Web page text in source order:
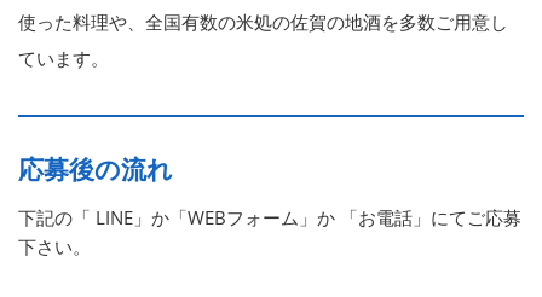
使った料理や、全国有数の米処の佐賀の地酒を多数ご用意し
ています。
応募後の流れ
下記の「 LINE」か「WEBフォーム」か 「お電話」にてご応募
下さい。